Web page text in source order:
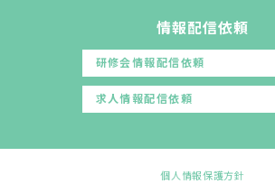
情報配信依頼
研修会情報配信依頼
求人情報配信依頼
個人情報保護方針